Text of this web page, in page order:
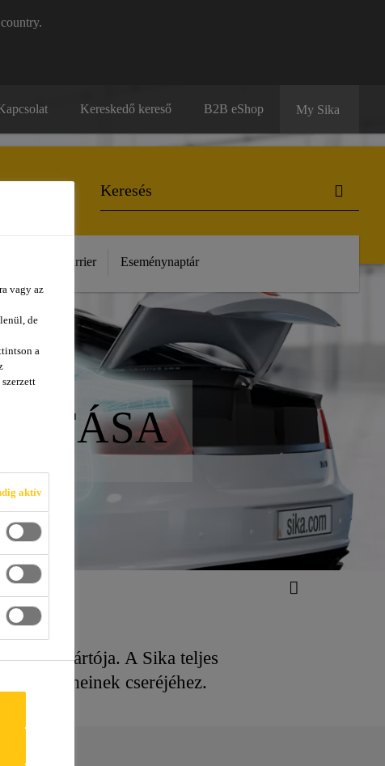
Kereskedő kereső B2B eShop My Sika
Karrier Eseménynaptár
gyártója. A Sika teljes
elemeinek cseréjéhez.
vagy az
de
a
aktív